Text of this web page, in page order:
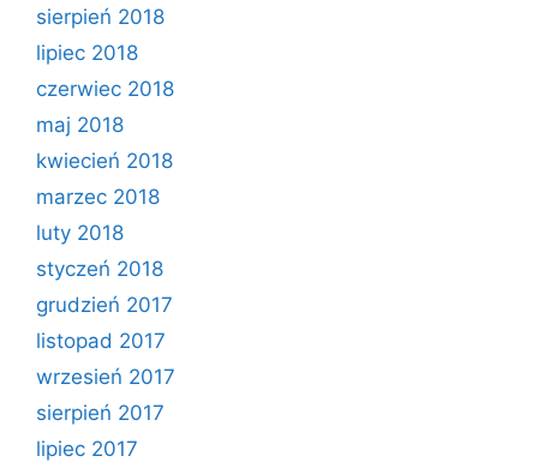
sierpień 2018
lipiec 2018
czerwiec 2018
maj 2018
kwiecień 2018
marzec 2018
luty 2018
styczeń 2018
grudzień 2017
listopad 2017
wrzesień 2017
sierpień 2017
lipiec 2017